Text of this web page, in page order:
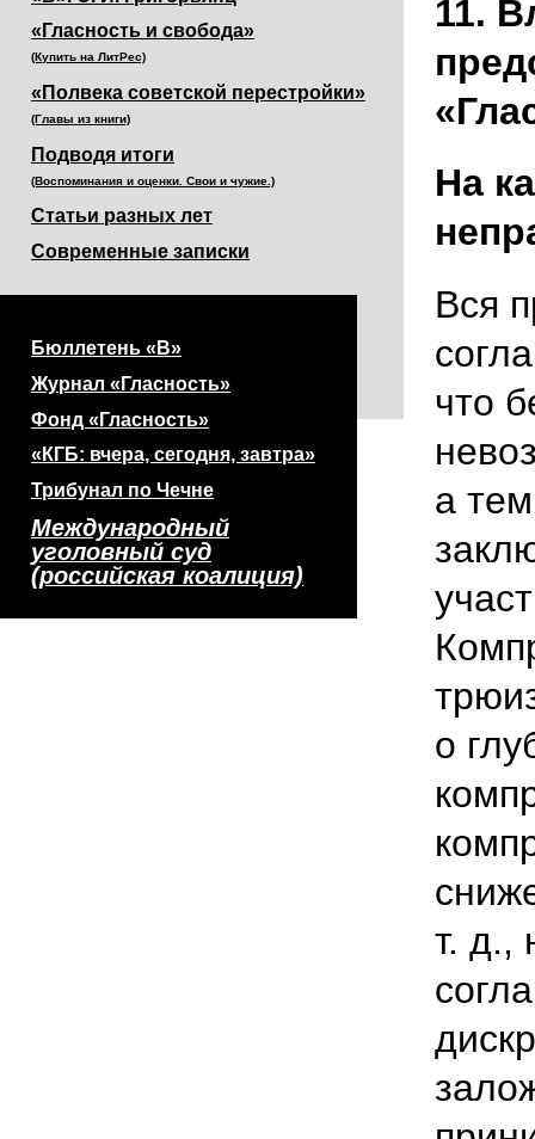
«Гласность и свобода»
(Купить на ЛитРес)
«Полвека советской перестройки»
(Главы из книги)
Подводя итоги
(Воспоминания и оценки. Свои и чужие.)
Статьи разных лет
Современные записки
Бюллетень «В»
Журнал «Гласность»
Фонд «Гласность»
«КГБ: вчера, сегодня, завтра»
Трибунал по Чечне
Международный
уголовный суд
(российская коалиция)
11.
На
Вся
что
а
о
т. д.,